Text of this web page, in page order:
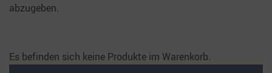
abzugeben.
Es befinden sich keine Produkte im Warenkorb.